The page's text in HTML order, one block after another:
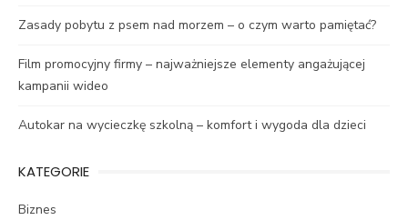
Zasady pobytu z psem nad morzem – o czym warto pamiętać?
Film promocyjny firmy – najważniejsze elementy angażującej
kampanii wideo
Autokar na wycieczkę szkolną – komfort i wygoda dla dzieci
KATEGORIE
Biznes